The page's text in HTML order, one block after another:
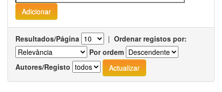
Resultados/Página | Ordenar registos por:
Por ordem
Autores/Registo